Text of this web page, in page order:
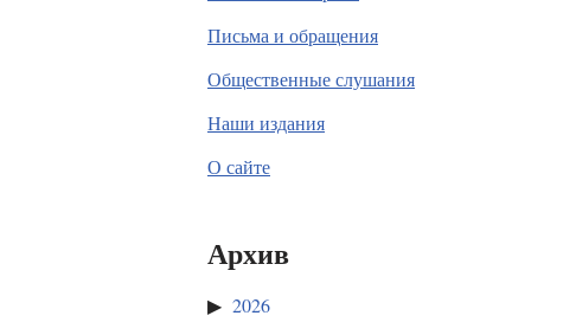
Письма и обращения
Общественные слушания
Наши издания
О сайте
Архив
2026